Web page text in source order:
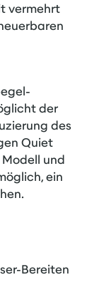
vermehrt
der
des
Quiet
und
ein
Bereiten